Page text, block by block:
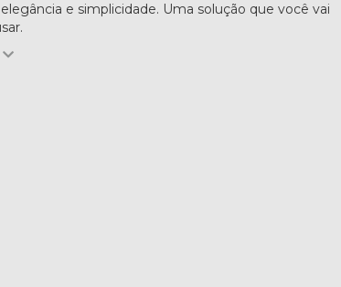
e simplicidade. Uma solução que você vai